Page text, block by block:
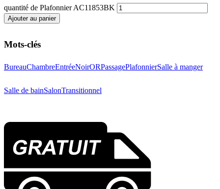
quantité de Plafonnier AC11853BK
Ajouter au panier
Mots-clés
BureauChambreEntréeNoirORPassagePlafonnierSalle à manger
Salle de bainSalonTransitionnel